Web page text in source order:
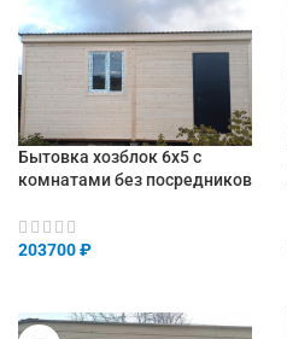
Бытовка хозблок 6х5 с
комнатами без посредников
203700₽